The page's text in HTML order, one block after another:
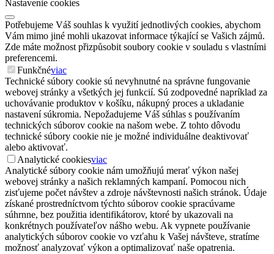
Nastavenie cookies
Potřebujeme Váš souhlas k využití jednotlivých cookies, abychom
Vám mimo jiné mohli ukazovat informace týkající se Vašich zájmů.
Zde máte možnost přizpůsobit soubory cookie v souladu s vlastními
preferencemi.
Funkčnéviac
Technické súbory cookie sú nevyhnutné na správne fungovanie
webovej stránky a všetkých jej funkcií. Sú zodpovedné napríklad za
uchovávanie produktov v košíku, nákupný proces a ukladanie
nastavení súkromia. Nepožadujeme Váš súhlas s používaním
technických súborov cookie na našom webe. Z tohto dôvodu
technické súbory cookie nie je možné individuálne deaktivovať
alebo aktivovať.
Analytické cookiesviac
Analytické súbory cookie nám umožňujú merať výkon našej
webovej stránky a našich reklamných kampaní. Pomocou nich
zisťujeme počet návštev a zdroje návštevnosti našich stránok. Údaje
získané prostredníctvom týchto súborov cookie spracúvame
súhrnne, bez použitia identifikátorov, ktoré by ukazovali na
konkrétnych používateľov nášho webu. Ak vypnete používanie
analytických súborov cookie vo vzťahu k Vašej návšteve, stratíme
možnosť analyzovať výkon a optimalizovať naše opatrenia.